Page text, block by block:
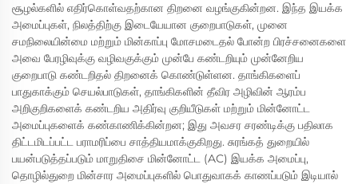
சூழல்களில் எதிர்கொள்வதற்கான திறனை வழங்குகின்றன. இந்த இயக்க
அமைப்புகள், நிலத்திற்கு இடையேயான குறைபாடுகள், முனை
சமநிலையின்மை மற்றும் மின்காப்பு மோசமடைதல் போன்ற பிரச்சனைகளை
அவை பேரழிவுக்கு வழிவகுக்கும் முன்பே கண்டறியும் முன்னேறிய
குறைபாடு கண்டறிதல் திறனைக் கொண்டுள்ளன. தாங்கிகளைப்
பாதுகாக்கும் செயல்பாடுகள், தாங்கிகளின் தீவிர அழிவின் ஆரம்ப
அறிகுறிகளைக் கண்டறிய அதிர்வு குறியீடுகள் மற்றும் மின்னோட்ட
அமைப்புகளைக் கண்காணிக்கின்றன; இது அவசர சரண்டிக்கு பதிலாக
திட்டமிடப்பட்ட பராமரிப்பை சாத்தியமாக்குகிறது. சுரங்கத் துறையில்
பயன்படுத்தப்படும் மாறுதிசை மின்னோட்ட (AC) இயக்க அமைப்பு,
தொழில்துறை மின்சார அமைப்புகளில் பொதுவாகக் காணப்படும் இடியால்